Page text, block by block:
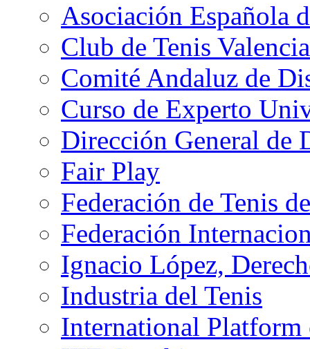
Asociación Española
Club de Tenis Valencia
Comité Andaluz de
Curso de Experto
Dirección General de
Fair Play
Federación de Tenis
Federación
Ignacio López,
Industria del Tenis
International